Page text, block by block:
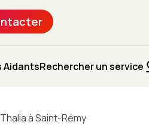
AidantsRechercher un service
à Saint-Rémy